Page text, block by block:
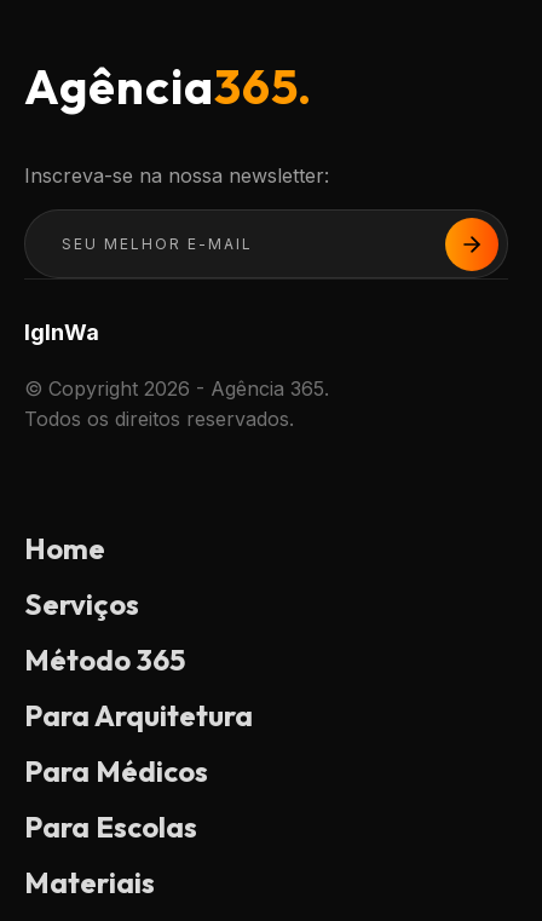
Agência365.
Inscreva-se na nossa newsletter:
IgInWa
© Copyright 2026 - Agência 365.
Todos os direitos reservados.
Home
Serviços
Método 365
Para Arquitetura
Para Médicos
Para Escolas
Materiais